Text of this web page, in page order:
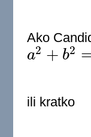
Ako
a2 + b2
a2+ 2=c2
ili kratko